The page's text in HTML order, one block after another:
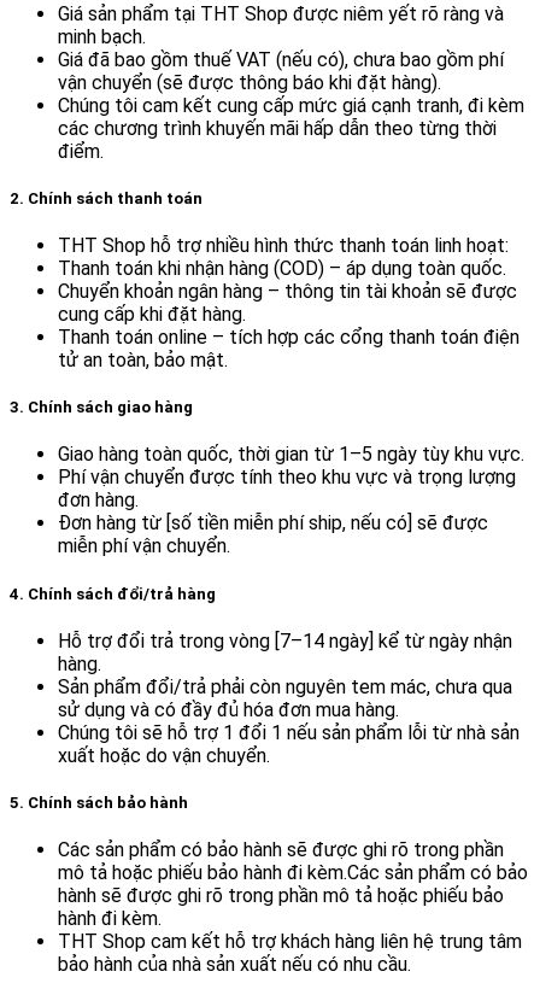
Giá sản phẩm tại THT Shop được niêm yết rõ ràng và
minh bạch.
Giá đã bao gồm thuế VAT (nếu có), chưa bao gồm phí
vận chuyển (sẽ được thông báo khi đặt hàng).
Chúng tôi cam kết cung cấp mức giá cạnh tranh, đi kèm
các chương trình khuyến mãi hấp dẫn theo từng thời
điểm.
2. Chính sách thanh toán
THT Shop hỗ trợ nhiều hình thức thanh toán linh hoạt:
Thanh toán khi nhận hàng (COD) – áp dụng toàn quốc.
Chuyển khoản ngân hàng – thông tin tài khoản sẽ được
cung cấp khi đặt hàng.
Thanh toán online – tích hợp các cổng thanh toán điện
tử an toàn, bảo mật.
3. Chính sách giao hàng
Giao hàng toàn quốc, thời gian từ 1–5 ngày tùy khu vực.
Phí vận chuyển được tính theo khu vực và trọng lượng
đơn hàng.
Đơn hàng từ [số tiền miễn phí ship, nếu có] sẽ được
miễn phí vận chuyển.
4. Chính sách đổi/trả hàng
Hỗ trợ đổi trả trong vòng [7–14 ngày] kể từ ngày nhận
hàng.
Sản phẩm đổi/trả phải còn nguyên tem mác, chưa qua
sử dụng và có đầy đủ hóa đơn mua hàng.
Chúng tôi sẽ hỗ trợ 1 đổi 1 nếu sản phẩm lỗi từ nhà sản
xuất hoặc do vận chuyển.
5. Chính sách bảo hành
Các sản phẩm có bảo hành sẽ được ghi rõ trong phần
mô tả hoặc phiếu bảo hành đi kèm.Các sản phẩm có bảo
hành sẽ được ghi rõ trong phần mô tả hoặc phiếu bảo
hành đi kèm.
THT Shop cam kết hỗ trợ khách hàng liên hệ trung tâm
bảo hành của nhà sản xuất nếu có nhu cầu.